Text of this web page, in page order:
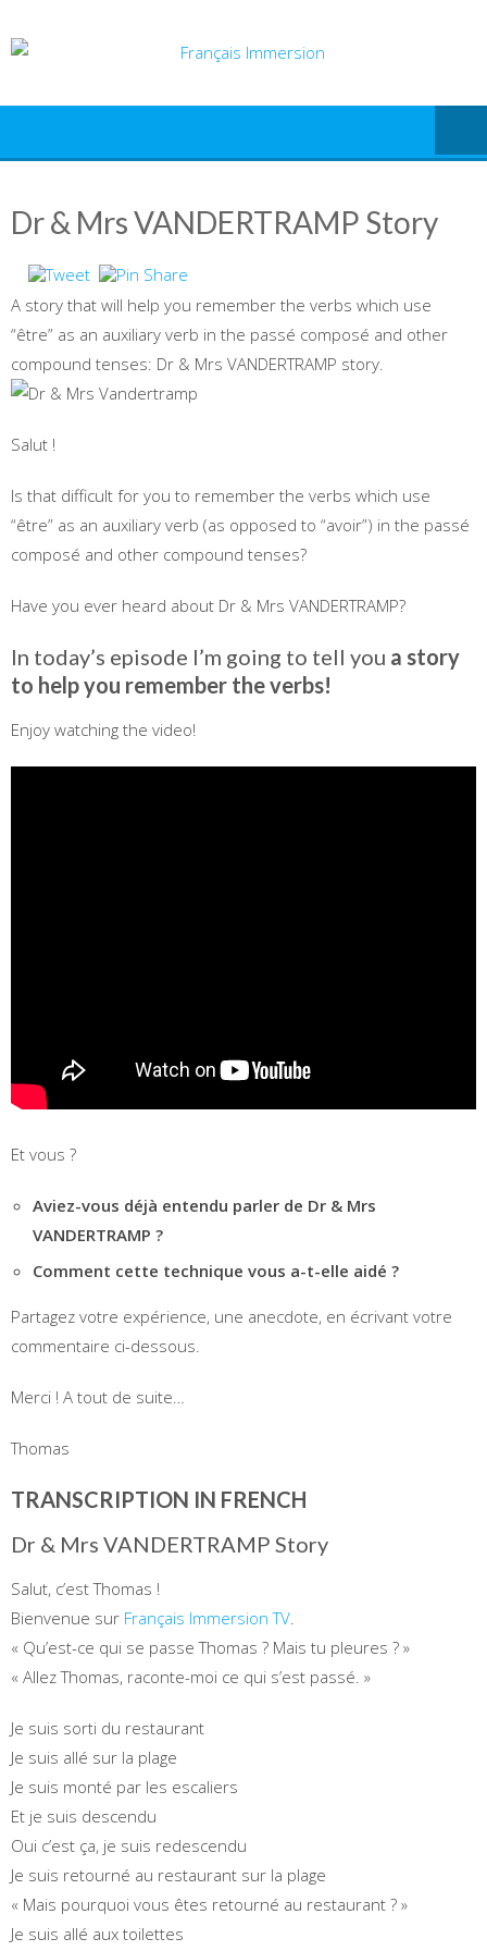
to
Dr & Mrs VANDERTRAMP Story
A story that will help you remember the verbs which use
“être” as an auxiliary verb in the passé composé and other
compound tenses: Dr & Mrs VANDERTRAMP story.
Salut !
Is that difficult for you to remember the verbs which use
“être” as an auxiliary verb (as opposed to “avoir”) in the passé
composé and other compound tenses?
Have you ever heard about Dr & Mrs VANDERTRAMP?
In today’s episode I’m going to tell you a story
to help you remember the verbs!
Enjoy watching the video!
Et vous ?
Aviez-vous déjà entendu parler de Dr & Mrs
VANDERTRAMP ?
Comment cette technique vous a-t-elle aidé ?
Partagez votre expérience, une anecdote, en écrivant votre
commentaire ci-dessous.
Merci ! A tout de suite…
Thomas
TRANSCRIPTION IN FRENCH
Dr & Mrs VANDERTRAMP Story
Salut, c’est Thomas !
Bienvenue sur Français Immersion TV.
« Qu’est-ce qui se passe Thomas ? Mais tu pleures ? »
« Allez Thomas, raconte-moi ce qui s’est passé. »
Je suis sorti du restaurant
Je suis allé sur la plage
Je suis monté par les escaliers
Et je suis descendu
Oui c’est ça, je suis redescendu
Je suis retourné au restaurant sur la plage
« Mais pourquoi vous êtes retourné au restaurant ? »
Je suis allé aux toilettes